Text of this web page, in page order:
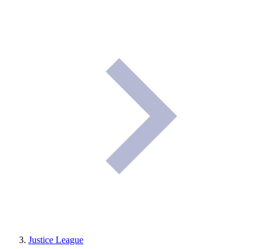
Justice League